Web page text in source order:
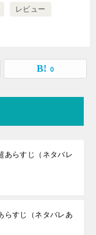
レビュー
0
あらすじ（ネタバレ
らすじ（ネタバレあ